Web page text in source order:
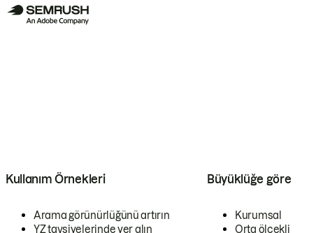
Kullanım Örnekleri
Arama görünürlüğünü artırın
YZ tavsiyelerinde yer alın
Büyüklüğe göre
Kurumsal
Orta ölçekli